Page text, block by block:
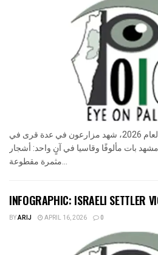
في الثالث من شهر أيار من العام 2026، شهد مزارعون في عدة قرى في
بات مألوفًا وقاسيا في آنٍ واحد: أشجار
INFOGRAPHIC: ISRAELI SETTLER
BYARIJ APRIL 16, 2026 0